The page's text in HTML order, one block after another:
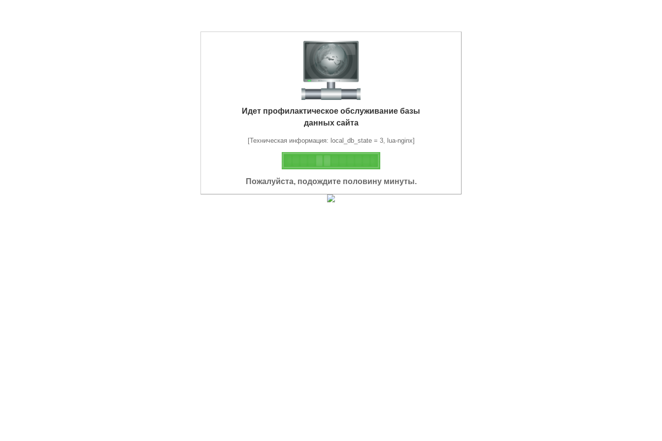
Идет профилактическое обслуживание базы
данных сайта
[Техническая информация: local_db_state = 3, lua-nginx]
Пожалуйста, подождите половину минуты.